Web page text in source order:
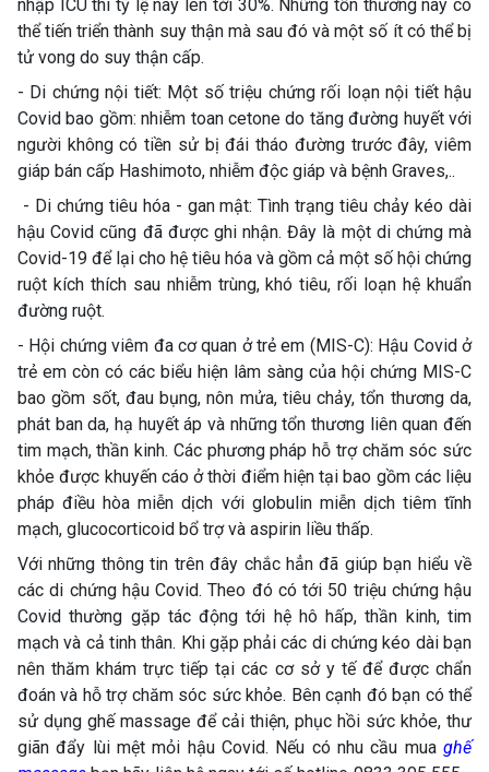
nhập ICU thì tỷ lệ này lên tới 30%. Những tổn thương này có
thể tiến triển thành suy thận mà sau đó và một số ít có thể bị
tử vong do suy thận cấp.
- Di chứng nội tiết: Một số triệu chứng rối loạn nội tiết hậu
Covid bao gồm: nhiễm toan cetone do tăng đường huyết với
người không có tiền sử bị đái tháo đường trước đây, viêm
giáp bán cấp Hashimoto, nhiễm độc giáp và bệnh Graves,..
- Di chứng tiêu hóa - gan mật: Tình trạng tiêu chảy kéo dài
hậu Covid cũng đã được ghi nhận. Đây là một di chứng mà
Covid-19 để lại cho hệ tiêu hóa và gồm cả một số hội chứng
ruột kích thích sau nhiễm trùng, khó tiêu, rối loạn hệ khuẩn
đường ruột.
- Hội chứng viêm đa cơ quan ở trẻ em (MIS-C): Hậu Covid ở
trẻ em còn có các biểu hiện lâm sàng của hội chứng MIS-C
bao gồm sốt, đau bụng, nôn mửa, tiêu chảy, tổn thương da,
phát ban da, hạ huyết áp và những tổn thương liên quan đến
tim mạch, thần kinh. Các phương pháp hỗ trợ chăm sóc sức
khỏe được khuyến cáo ở thời điểm hiện tại bao gồm các liệu
pháp điều hòa miễn dịch với globulin miễn dịch tiêm tĩnh
mạch, glucocorticoid bổ trợ và aspirin liều thấp.
Với những thông tin trên đây chắc hẳn đã giúp bạn hiểu về
các di chứng hậu Covid. Theo đó có tới 50 triệu chứng hậu
Covid thường gặp tác động tới hệ hô hấp, thần kinh, tim
mạch và cả tinh thân. Khi gặp phải các di chứng kéo dài bạn
nên thăm khám trực tiếp tại các cơ sở y tế để được chẩn
đoán và hỗ trợ chăm sóc sức khỏe. Bên cạnh đó bạn có thể
sử dụng ghế massage để cải thiện, phục hồi sức khỏe, thư
giãn đẩy lùi mệt mỏi hậu Covid. Nếu có nhu cầu mua ghế